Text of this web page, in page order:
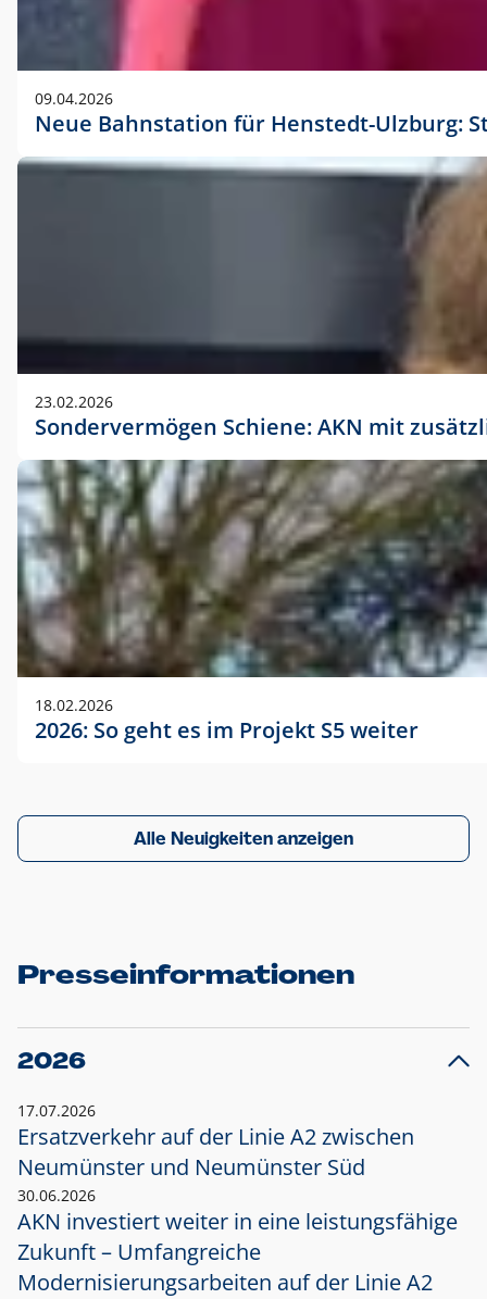
09.04.2026
Neue Bahnstation für Henstedt-Ulzburg:
23.02.2026
Sondervermögen Schiene: AKN mit
18.02.2026
2026: So geht es im Projekt S5 weiter
Alle Neuigkeiten anzeigen
Presseinformationen
2026
17.07.2026
Ersatzverkehr auf der Linie A2 zwischen
Neumünster und Neumünster Süd
30.06.2026
AKN investiert weiter in eine leistungsfähige
Zukunft – Umfangreiche
Modernisierungsarbeiten auf der Linie A2